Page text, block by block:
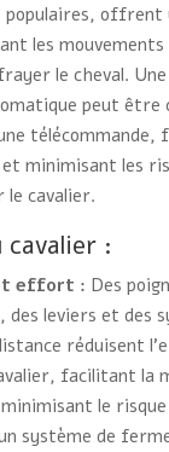
populaires, offrent
les mouvements
le cheval.
peut être
télécommande,
et minimisant les
le cavalier.
:
effort : Des
des leviers et des
réduisent
facilitant la
le risque
système de